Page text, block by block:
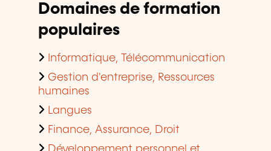
Domaines de formation
populaires
Informatique, Télécommunication
Gestion d'entreprise, Ressources
humaines
Langues
Finance, Assurance, Droit